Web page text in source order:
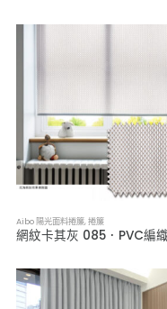
Aibo 陽光面料捲簾,捲簾